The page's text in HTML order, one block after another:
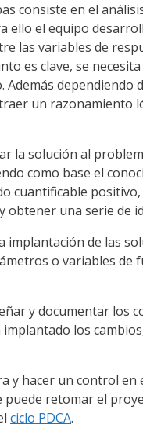
consiste en el
ello el equipo
las variables de
es clave, se
Además
un
la solución al
como base el
cuantificable
obtener una serie de
implantación de las
o variables
y documentar los
los
y hacer un control
retomar el
ciclo PDCA.